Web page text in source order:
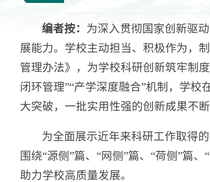
编者按： 为深入贯彻国家创新驱
展能力。学校主动担当、积极作为，
管理办法》，为学校科研创新筑牢制
闭环管理”“产学深度融合”机制，学
大突破，一批实用性强的创新成果不
为全面展示近年来科研工作取得
围绕“源侧”篇、“网侧”篇、“荷侧”篇
助力学校高质量发展。